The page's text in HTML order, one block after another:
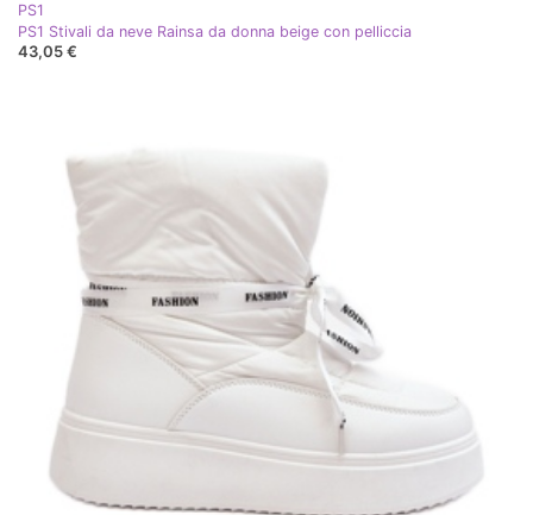
PS1
PS1 Stivali da neve Rainsa da donna beige con pelliccia
43,05 €